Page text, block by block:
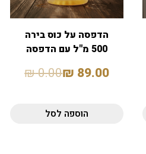
הדפסה על כוס בירה
500 מ"ל עם הדפסה
89.00
₪
0.00
₪
הוספה לסל